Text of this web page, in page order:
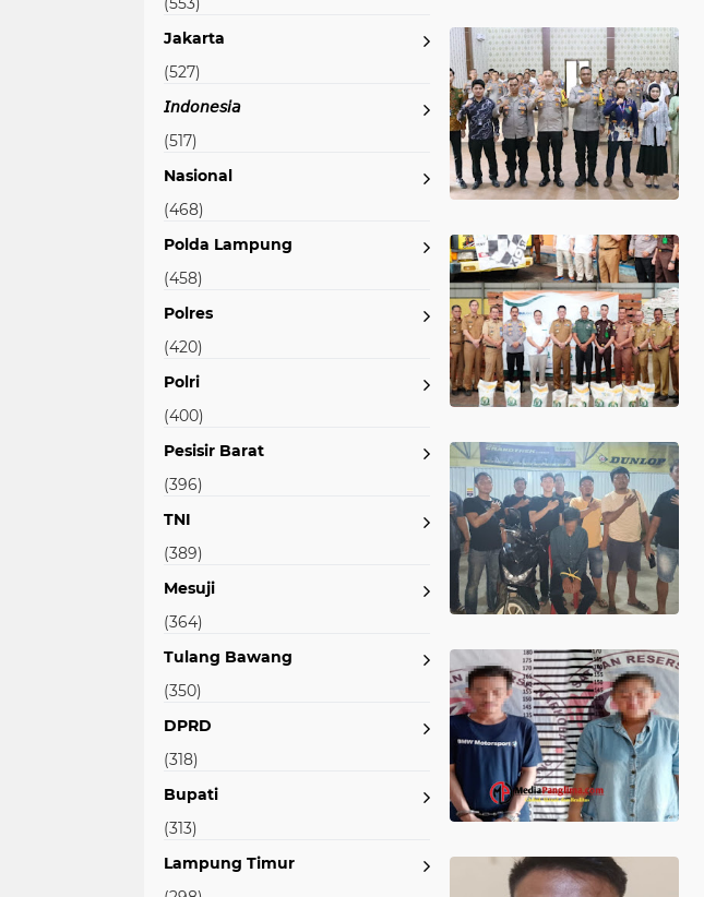
Jakarta
(527)
𝘐𝘯𝘥𝘰𝘯𝘦𝘴𝘪𝘢
(517)
Nasional
(468)
Polda Lampung
(458)
Polres
(420)
Polri
(400)
Pesisir Barat
(396)
TNI
(389)
Mesuji
(364)
Tulang Bawang
(350)
DPRD
(318)
Bupati
(313)
Lampung Timur